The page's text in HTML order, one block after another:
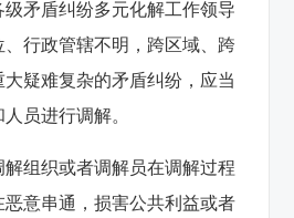
矛盾纠纷多元化解工作领导
行政管辖不明，跨区域、跨
疑难复杂的矛盾纠纷，应当
员进行调解。
解组织或者调解员在调解过程
意串通，损害公共利益或者